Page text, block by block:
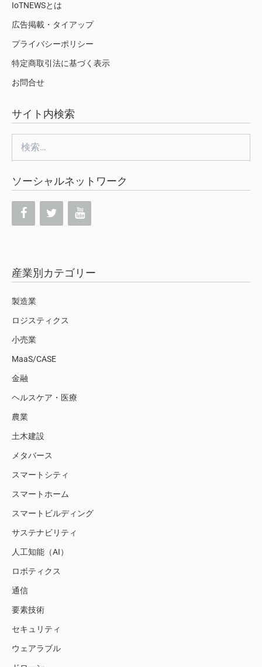
IoTNEWSとは
広告掲載・タイアップ
プライバシーポリシー
特定商取引法に基づく表示
お問合せ
サイト内検索
索:
ソーシャルネットワーク
産業別カテゴリー
製造業
ロジスティクス
小売業
MaaS/CASE
金融
ヘルスケア・医療
農業
土木建設
メタバース
スマートシティ
スマートホーム
スマートビルディング
サステナビリティ
人工知能（AI）
ロボティクス
通信
要素技術
セキュリティ
ウェアラブル